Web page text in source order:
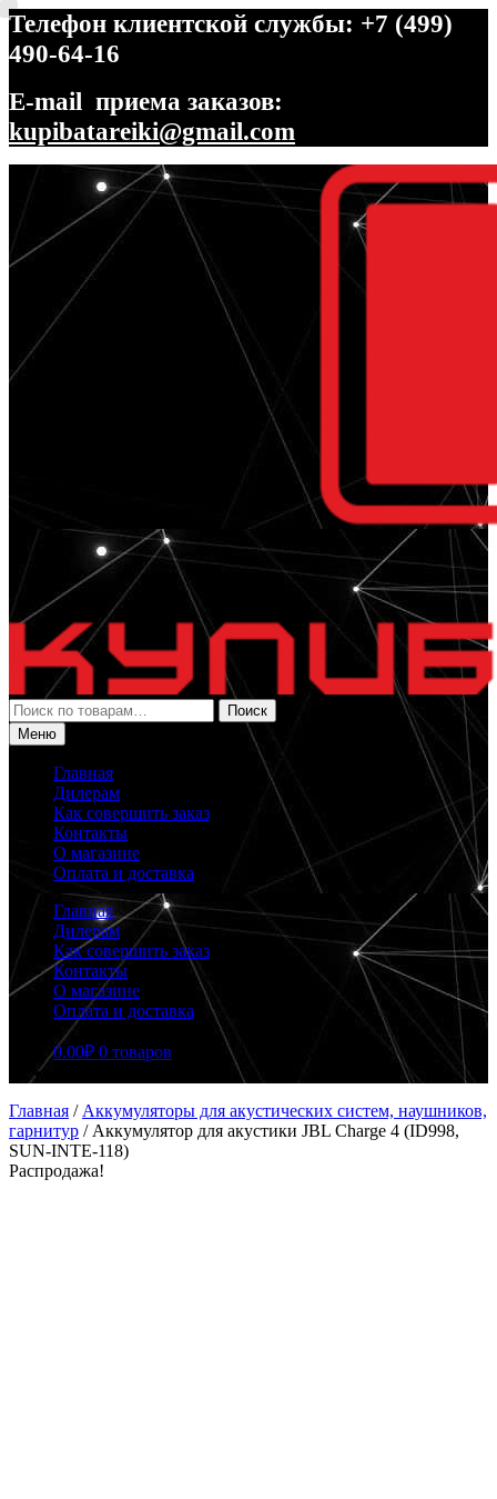
Телефон клиентской службы: +7 (499)
490-64-16
E-mail приема заказов:
kupibatareiki@gmail.com
Перейти
навигации
Перейти
содержимому
Искать:
Поиск
Меню
Главная
Дилерам
Как совершить заказ
Контакты
О магазине
Оплата и доставка
Главная
Дилерам
Как совершить заказ
Контакты
О магазине
Оплата и доставка
0.00₽ 0 товаров
Главная / Аккумуляторы для акустических систем, наушников,
гарнитур / Аккумулятор для акустики JBL Charge 4 (ID998,
SUN-INTE-118)
Распродажа!